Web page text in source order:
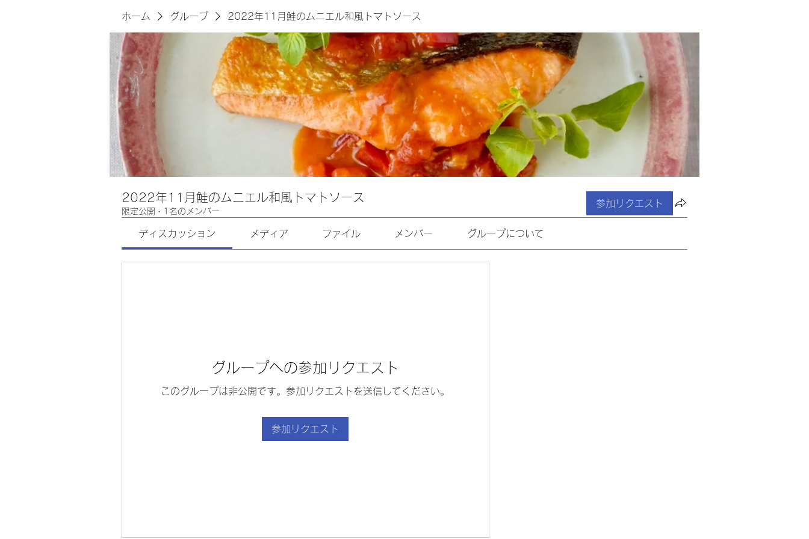
ホーム グループ 2022年11月鮭のムニエル和風トマトソース
2022年11月鮭のムニエル和風トマトソース
限定公開 · 1名のメンバー
参加リクエスト
ディスカッション メディア ファイル メンバー グループについて
グループへの参加リクエスト
このグループは非公開です。参加リクエストを送信してください。
参加リクエスト